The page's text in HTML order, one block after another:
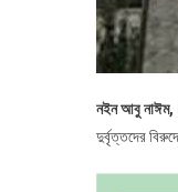
নইন আবু
দুর্বৃত্তদের